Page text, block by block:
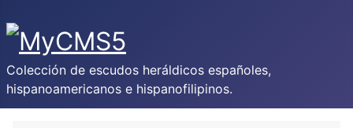
Colección de escudos heráldicos españoles,
hispanoamericanos e hispanofilipinos.